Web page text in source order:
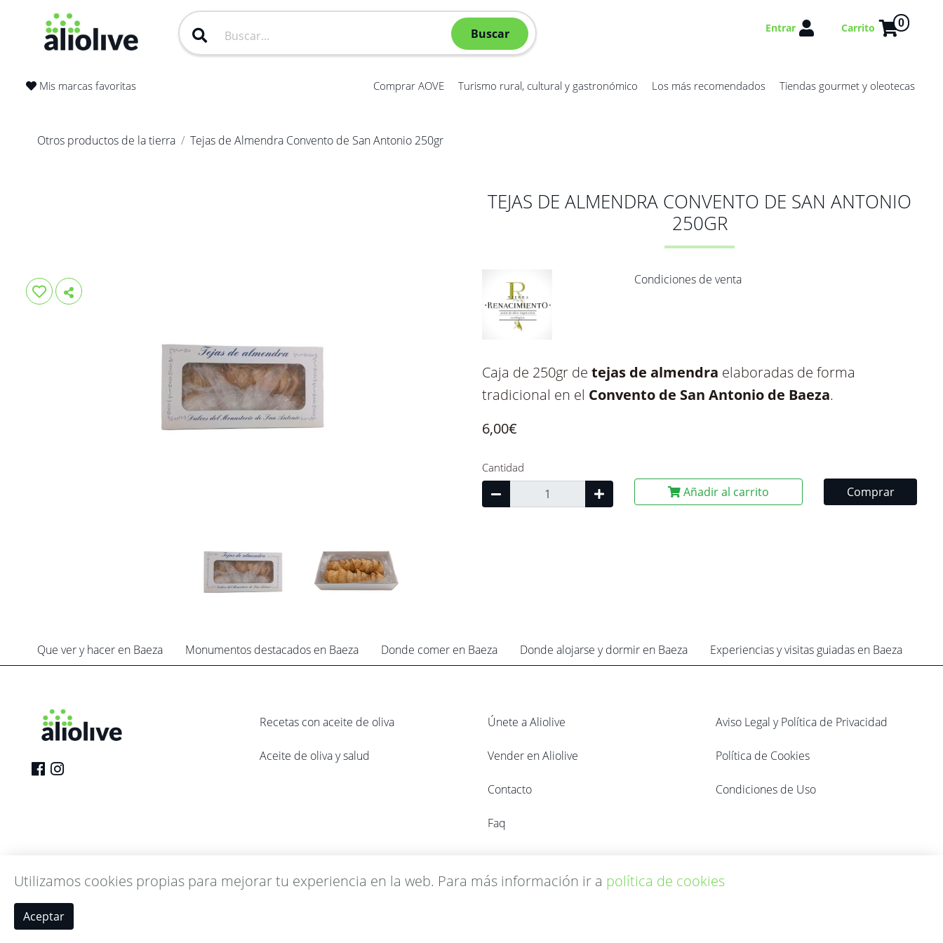
Buscar Entrar Carrito 0
Mis marcas favoritas Comprar AOVE Turismo rural, cultural y gastronómico Los más recomendados Tiendas gourmet y oleotecas
Otros productos de la tierra Tejas de Almendra Convento de San Antonio 250gr
TEJAS DE ALMENDRA CONVENTO DE SAN ANTONIO
250GR
Condiciones de venta
Caja de 250gr de tejas de almendra elaboradas de forma
tradicional en el Convento de San Antonio de Baeza.
6,00€
Cantidad
Añadir al carrito Comprar
Que ver y hacer en Baeza Monumentos destacados en Baeza Donde comer en Baeza Donde alojarse y dormir en Baeza Experiencias y visitas guiadas en Baeza
Recetas con aceite de oliva
Aceite de oliva y salud
Únete a Aliolive
Vender en Aliolive
Contacto
Faq
Aviso Legal y Política de Privacidad
Política de Cookies
Condiciones de Uso
aliolive Todos los derechos reservados
Utilizamos cookies propias para mejorar tu experiencia en la web. Para más información ir a política de cookies
Aceptar